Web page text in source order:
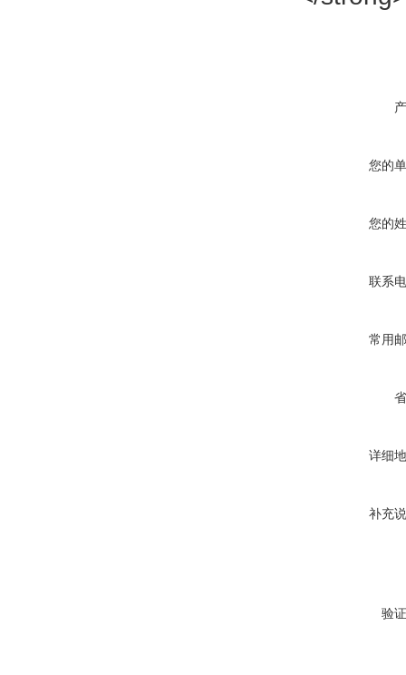
您的
您的
联系
常用
详细
补充
验